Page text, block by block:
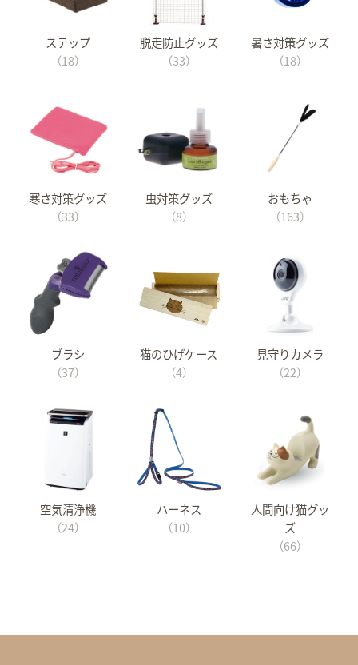
ステップ
（18）
脱走防止グッズ
（33）
暑さ対策グッズ
（18）
寒さ対策グッズ
（33）
虫対策グッズ
（8）
おもちゃ
（163）
ブラシ
（37）
猫のひげケース
（4）
見守りカメラ
（22）
空気清浄機
（24）
ハーネス
（10）
人間向け猫グッ
ズ
（66）